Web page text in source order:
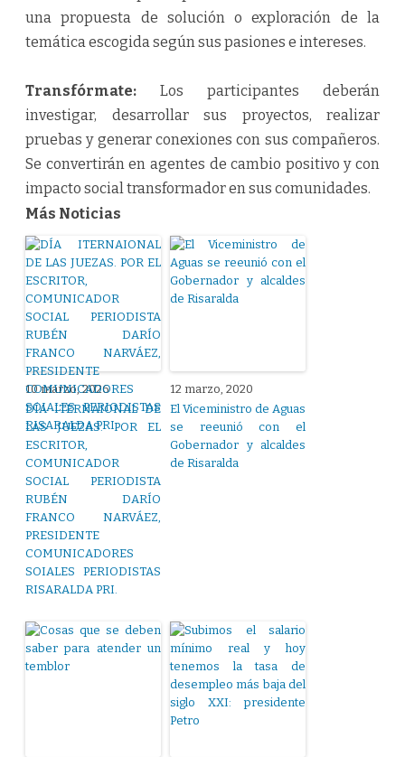
una propuesta de solución o exploración de la
temática escogida según sus pasiones e intereses.
Transfórmate: Los participantes deberán
investigar, desarrollar sus proyectos, realizar
pruebas y generar conexiones con sus compañeros.
Se convertirán en agentes de cambio positivo y con
impacto social transformador en sus comunidades.
Más Noticias
10 marzo, 2026
DÍA ITERNAIONAL DE
LAS JUEZAS. POR EL
ESCRITOR,
COMUNICADOR
SOCIAL PERIODISTA
RUBÉN DARÍO
FRANCO NARVÁEZ,
PRESIDENTE
COMUNICADORES
SOIALES PERIODISTAS
RISARALDA PRI.
12 marzo, 2020
El Viceministro de Aguas
se reeunió con el
Gobernador y alcaldes
de Risaralda